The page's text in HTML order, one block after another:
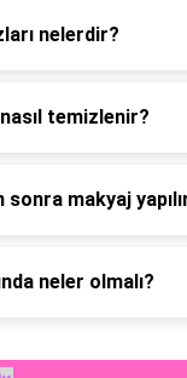
nelerdir?
temizlenir?
makyaj
neler olmalı?